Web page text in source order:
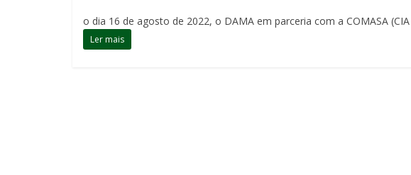
o dia 16 de agosto de 2022, o DAMA em parceria com a COMASA
Ler mais